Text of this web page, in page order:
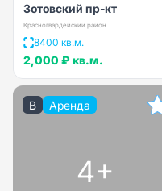
Зотовский пр-кт
Красногвардейский район
8400 кв.м.
2,000 ₽ кв.м.
B Аренда
4+